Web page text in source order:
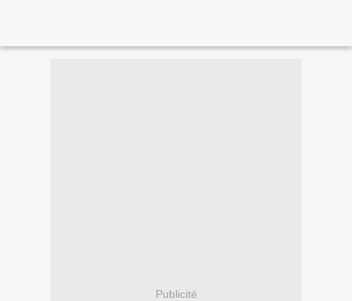
Publicité